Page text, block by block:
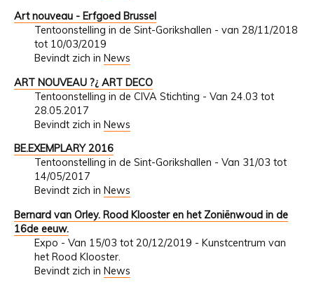
Art nouveau - Erfgoed Brussel
Tentoonstelling in de Sint-Gorikshallen - van 28/11/2018
tot 10/03/2019
Bevindt zich in News
ART NOUVEAU ?¿ ART DECO
Tentoonstelling in de CIVA Stichting - Van 24.03 tot
28.05.2017
Bevindt zich in News
BE.EXEMPLARY 2016
Tentoonstelling in de Sint-Gorikshallen - Van 31/03 tot
14/05/2017
Bevindt zich in News
Bernard van Orley. Rood Klooster en het Zoniënwoud in de
16de eeuw.
Expo - Van 15/03 tot 20/12/2019 - Kunstcentrum van
het Rood Klooster.
Bevindt zich in News